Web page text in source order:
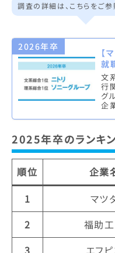
調査の詳細は、こちらをご参
2026年卒
【
就
文
行
グ
企
2025年卒のランキ
順位 企業
1
マツ
2
福助
3
エフ